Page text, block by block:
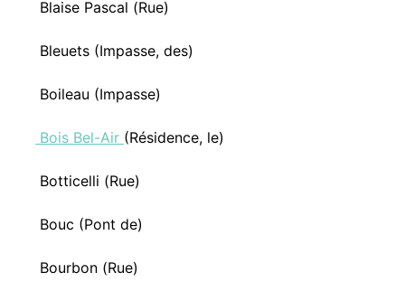
Blaise Pascal (Rue)
Bleuets (Impasse, des)
Boileau (Impasse)
Bois Bel-Air (Résidence, le)
Botticelli (Rue)
Bouc (Pont de)
Bourbon (Rue)